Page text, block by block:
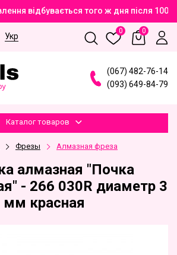
відбувається того ж дня після
Укр
0 0
(067) 482-76-14
(093) 649-84-79
Каталог товаров
Фрезы Алмазная фреза
алмазная "Почка
- 266 030R диаметр 3
мм красная